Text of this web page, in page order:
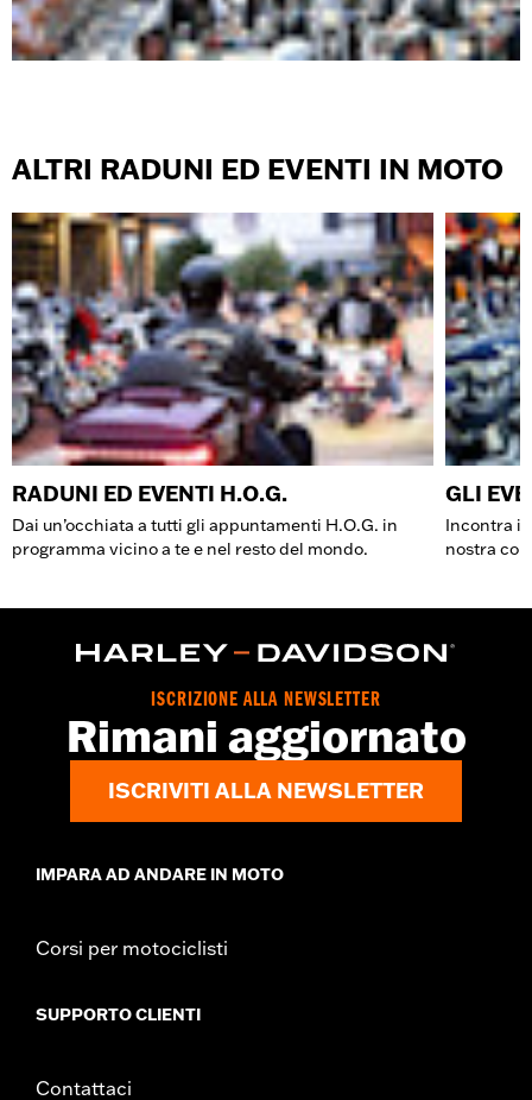
ALTRI RADUNI ED EVENTI IN MOTO
RADUNI ED EVENTI H.O.G.
Dai un’occhiata a tutti gli appuntamenti H.O.G. in
programma vicino a te e nel resto del mondo.
GLI
Incontra i
nostra
ISCRIZIONE ALLA NEWSLETTER
Rimani aggiornato
ISCRIVITI ALLA NEWSLETTER
IMPARA AD ANDARE IN MOTO
Corsi per motociclisti
SUPPORTO CLIENTI
Contattaci